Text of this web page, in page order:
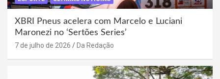
XBRI Pneus acelera com Marcelo e Luciani
Maronezi no ‘Sertões Series’
7 de julho de 2026 Da Redação